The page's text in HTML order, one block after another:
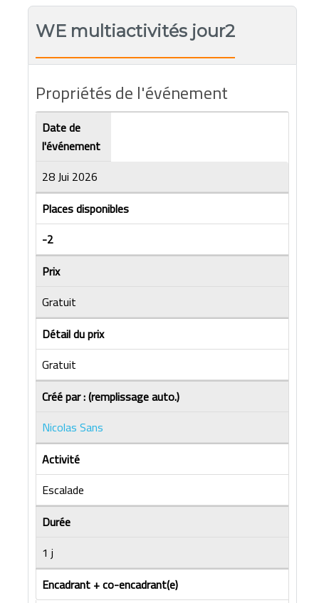
WE multiactivités jour2
Propriétés de l'événement
Date de
l'événement
28 Jui 2026
Places disponibles
-2
Prix
Gratuit
Détail du prix
Gratuit
Créé par : (remplissage auto.)
Nicolas Sans
Activité
Escalade
Durée
1 j
Encadrant + co-encadrant(e)